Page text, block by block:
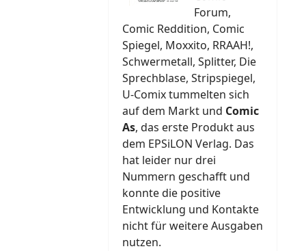
Forum,
Comic Reddition, Comic
Spiegel, Moxxito, RRAAH!,
Schwermetall, Splitter, Die
Sprechblase, Stripspiegel,
U-Comix tummelten sich
auf dem Markt und Comic
As, das erste Produkt aus
dem EPSiLON Verlag. Das
hat leider nur drei
Nummern geschafft und
konnte die positive
Entwicklung und Kontakte
nicht für weitere Ausgaben
nutzen.